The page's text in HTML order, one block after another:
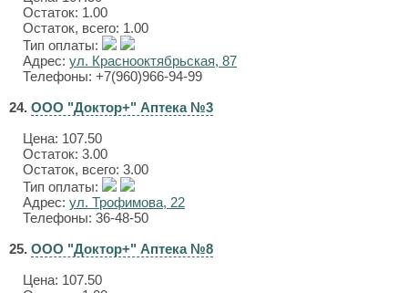
Остаток: 1.00
Остаток, всего: 1.00
Тип оплаты:
Адрес: ул. Краснооктябрьская, 87
Телефоны: +7(960)966-94-99
24. ООО "Доктор+" Аптека №3
Цена: 107.50
Остаток: 3.00
Остаток, всего: 3.00
Тип оплаты:
Адрес: ул. Трофимова, 22
Телефоны: 36-48-50
25. ООО "Доктор+" Аптека №8
Цена: 107.50